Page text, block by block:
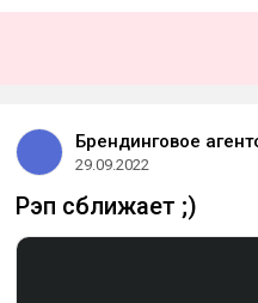
Брендинговое
29.09.2022
Рэп сближает ;)